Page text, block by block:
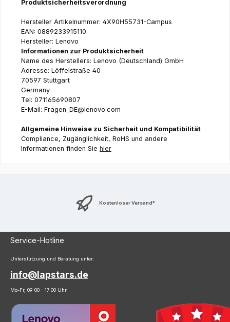
Produktsicherheitsverordnung
Hersteller Artikelnummer: 4X90H55731-Campus
EAN: 0889233915110
Hersteller: Lenovo
Informationen zur Produktsicherheit
Name des Herstellers: Lenovo (Deutschland) GmbH
Adresse: Löffelstraße 40
70597 Stuttgart
Germany
Tel: 071165690807
E-Mail: Fragen_DE@lenovo.com
Allgemeine Hinweise zu Sicherheit und Kompatibilität
Compliance, Zugänglichkeit, RoHS und andere
Informationen finden Sie hier
Kostenloser Versand*
Service-Hotline
Unterstützung und Beratung unter:
info@lapstars.de
Mo-Fr, 09:00 - 17:00 Uhr